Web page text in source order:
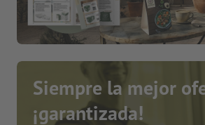
Siempre la mejor
¡garantizada!